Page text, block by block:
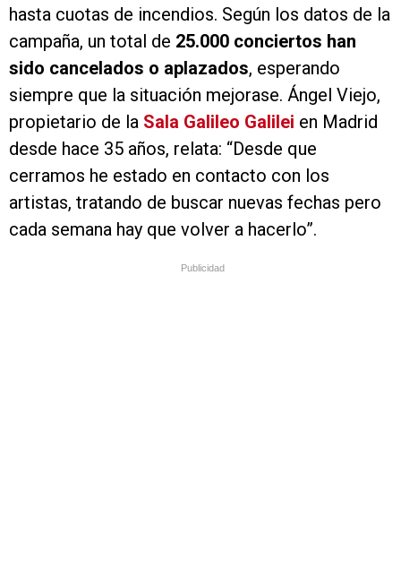
hasta cuotas de incendios. Según los datos de la
campaña, un total de 25.000 conciertos han
sido cancelados o aplazados, esperando
siempre que la situación mejorase. Ángel Viejo,
propietario de la Sala Galileo Galilei en Madrid
desde hace 35 años, relata: “Desde que
cerramos he estado en contacto con los
artistas, tratando de buscar nuevas fechas pero
cada semana hay que volver a hacerlo”.
Publicidad